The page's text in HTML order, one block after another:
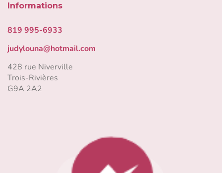
Informations
819 995-6933
judylouna@hotmail.com
428 rue Niverville
Trois-Rivières
G9A 2A2